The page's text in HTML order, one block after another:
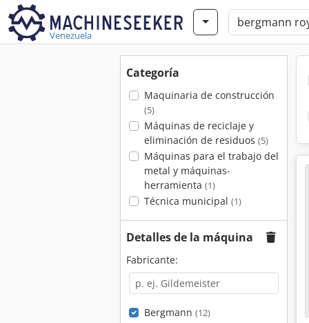
Venezuela
Categoría
Maquinaria de construcción
(5)
Máquinas de reciclaje y
eliminación de residuos (5)
Máquinas para el trabajo del
metal y máquinas-
herramienta (1)
Técnica municipal (1)
Detalles de la máquina
Fabricante:
Bergmann (12)